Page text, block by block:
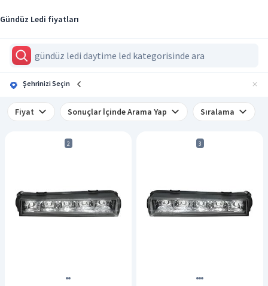
Gündüz Ledi fiyatları
Şehrinizi Seçin
Fiyat Sonuçlar İçinde Arama Yap Sıralama
2 3